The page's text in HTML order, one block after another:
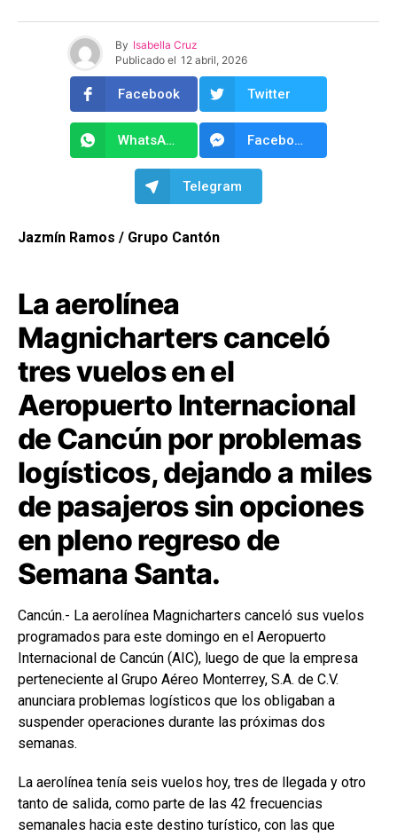
By Isabella Cruz
Publicado el 12 abril, 2026
Facebook Twitter
WhatsApp Facebook Messenger
Telegram
Jazmín Ramos / Grupo Cantón
La aerolínea
Magnicharters canceló
tres vuelos en el
Aeropuerto Internacional
de Cancún por problemas
logísticos, dejando a miles
de pasajeros sin opciones
en pleno regreso de
Semana Santa.
Cancún.- La aerolínea Magnicharters canceló sus vuelos
programados para este domingo en el Aeropuerto
Internacional de Cancún (AIC), luego de que la empresa
perteneciente al Grupo Aéreo Monterrey, S.A. de C.V.
anunciara problemas logísticos que los obligaban a
suspender operaciones durante las próximas dos
semanas.
La aerolínea tenía seis vuelos hoy, tres de llegada y otro
tanto de salida, como parte de las 42 frecuencias
semanales hacia este destino turístico, con las que